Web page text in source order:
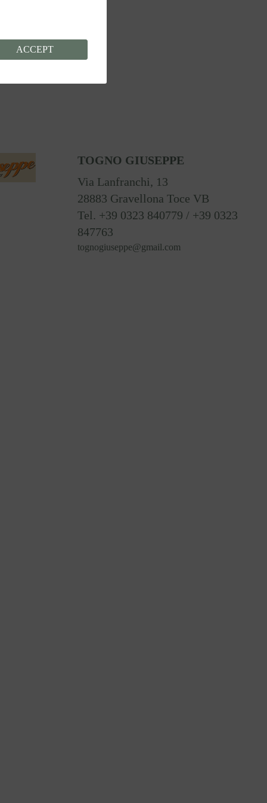
TOGNO GIUSEPPE
Via Lanfranchi, 13
28883 Gravellona Toce VB
Tel. +39 0323 840779 / +39 0323
847763
tognogiuseppe@gmail.com
ACCEPT